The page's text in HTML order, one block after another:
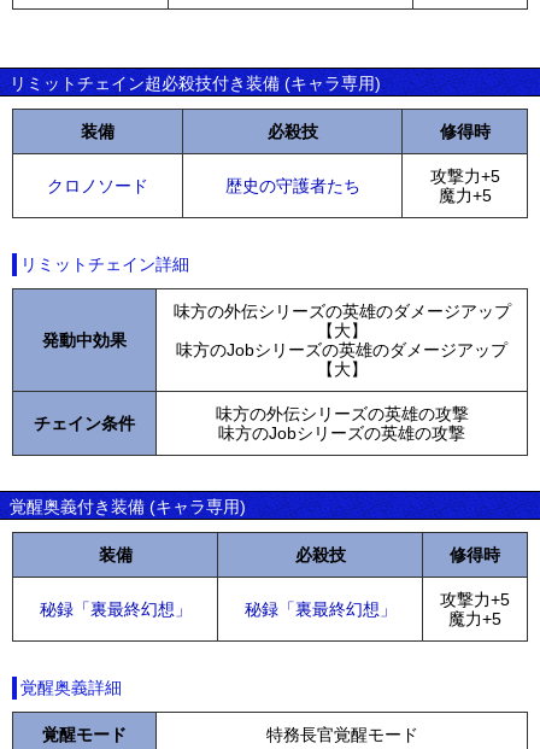
リミットチェイン超必殺技付き装備 (キャラ専用)
装備 必殺技 修得時
クロノソード 歴史の守護者たち
攻撃力+5
魔力+5
リミットチェイン詳細
発動中効果
味方の外伝シリーズの英雄のダメージアップ
【大】
味方のJobシリーズの英雄のダメージアップ
【大】
チェイン条件
味方の外伝シリーズの英雄の攻撃
味方のJobシリーズの英雄の攻撃
覚醒奥義付き装備 (キャラ専用)
装備 必殺技 修得時
秘録「裏最終幻想」 秘録「裏最終幻想」
攻撃力+5
魔力+5
覚醒奥義詳細
覚醒モード 特務長官覚醒モード